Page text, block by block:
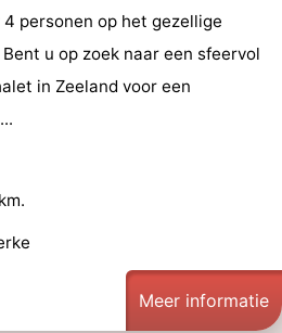
personen op het gezellige
u op zoek naar een sfeervol
in Zeeland voor een
Meer informatie